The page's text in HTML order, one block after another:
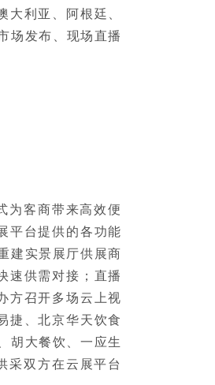
大利亚、阿根廷、
场发布、现场直播
为客商带来高效便
平台提供的各功能
建实景展厅供展商
速供需对接；直播
方召开多场云上视
捷、北京华天饮食
胡大餐饮、一应生
采双方在云展平台